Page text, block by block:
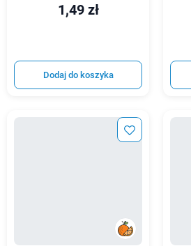
1,49 zł
Dodaj do koszyka